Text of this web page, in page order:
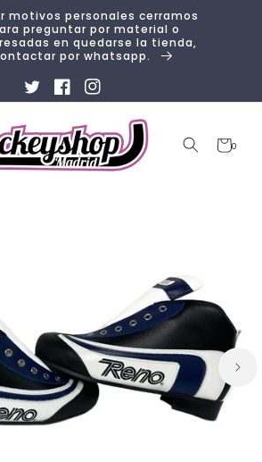
motivos personales cerramos
preguntar por material o
en quedarse la tienda,
por whatsapp.
TwitterFacebookInstagram
Carrito
0
0
artículos